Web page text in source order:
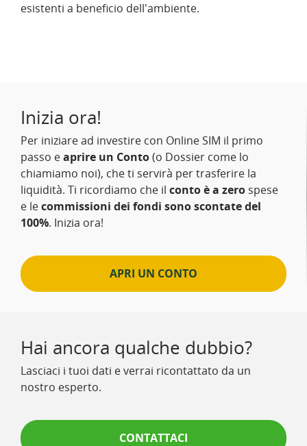
esistenti a beneficio dell'ambiente.
Inizia ora!
Per iniziare ad investire con Online SIM il primo
passo eaprire un Conto(o Dossier come lo
chiamiamo noi), che ti servirà per trasferire la
liquidità. Ti ricordiamo che il conto è a zero spese
e lecommissioni dei fondi sono scontate del
100%. Inizia ora!
APRI UN CONTO
Hai ancora qualche dubbio?
Lasciaci i tuoi dati e verrai ricontattato da un
nostro esperto.
CONTATTACI